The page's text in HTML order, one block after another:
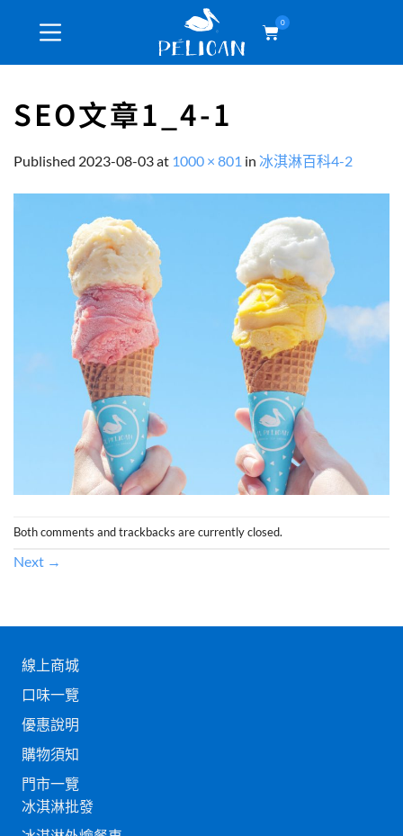
0
SEO文章1_4-1
Published 2023-08-03at 1000 × 801 in 冰淇淋百科4-2
Both comments and trackbacks are currently closed.
Next →
線上商城
口味一覽
優惠說明
購物須知
門市一覽
冰淇淋批發